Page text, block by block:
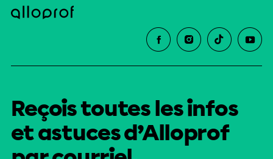
Reçois toutes les infos
et astuces d’Alloprof